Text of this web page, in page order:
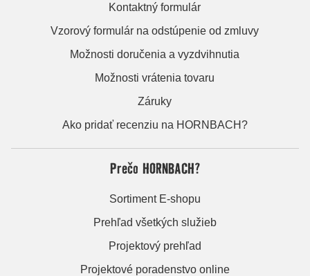
Kontaktný formulár
Vzorový formulár na odstúpenie od zmluvy
Možnosti doručenia a vyzdvihnutia
Možnosti vrátenia tovaru
Záruky
Ako pridať recenziu na HORNBACH?
Prečo HORNBACH?
Sortiment E-shopu
Prehľad všetkých služieb
Projektový prehľad
Projektové poradenstvo online